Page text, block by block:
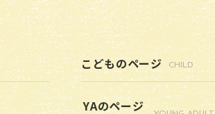
こどものページ CHILD
YAのページ